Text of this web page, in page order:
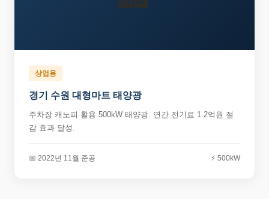
상업용
경기 수원 대형마트 태양광
주차장 캐노피 활용 500kW 태양광. 연간 전기료 1.2억원 절
감 효과 달성.
📅 2022년 11월 준공 ⚡ 500kW